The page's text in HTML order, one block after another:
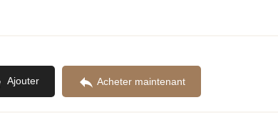
Ajouter  Acheter maintenant